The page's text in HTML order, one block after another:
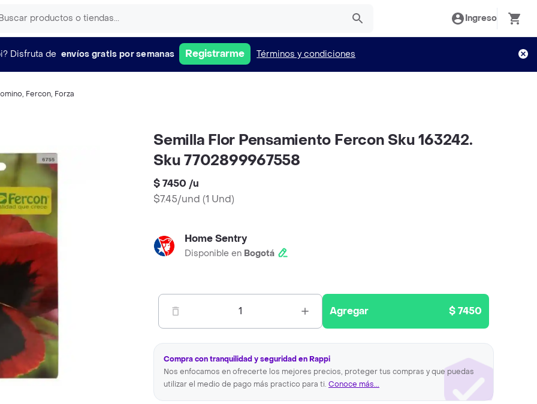
Ingreso
Disfruta de envíos gratis por semanas Registrarme Términos y condiciones
, Fercon, Forza
Semilla Flor Pensamiento Fercon Sku 163242.
Sku 7702899967558
$ 7450 /u
$7.45/und (1 Und)
Home Sentry
Disponible en Bogotá
1 Agregar $ 7450
Compra con tranquilidad y seguridad en Rappi
Nos enfocamos en ofrecerte los mejores precios, proteger tus compras y que puedas
utilizar el medio de pago más practico para ti. Conoce más...